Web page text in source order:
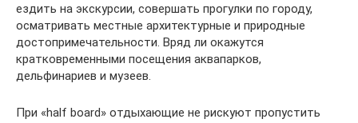
ездить на экскурсии, совершать прогулки по городу,
осматривать местные архитектурные и природные
достопримечательности. Вряд ли окажутся
кратковременными посещения аквапарков,
дельфинариев и музеев.
При «half board» отдыхающие не рискуют пропустить